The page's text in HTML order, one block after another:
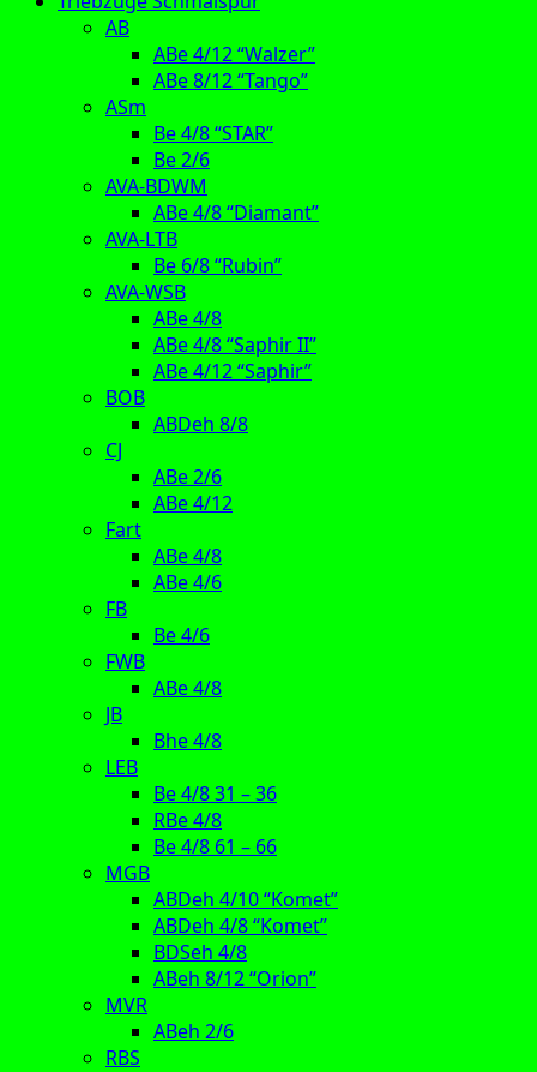
AB
ABe 4/12 “Walzer”
ABe 8/12 “Tango”
ASm
Be 4/8 “STAR”
Be 2/6
AVA-BDWM
ABe 4/8 “Diamant”
AVA-LTB
Be 6/8 “Rubin”
AVA-WSB
ABe 4/8
ABe 4/8 “Saphir II”
ABe 4/12 “Saphir”
BOB
ABDeh 8/8
CJ
ABe 2/6
ABe 4/12
Fart
ABe 4/8
ABe 4/6
FB
Be 4/6
FWB
ABe 4/8
JB
Bhe 4/8
LEB
Be 4/8 31 – 36
RBe 4/8
Be 4/8 61 – 66
MGB
ABDeh 4/10 “Komet”
ABDeh 4/8 “Komet”
BDSeh 4/8
ABeh 8/12 “Orion”
MVR
ABeh 2/6
RBS